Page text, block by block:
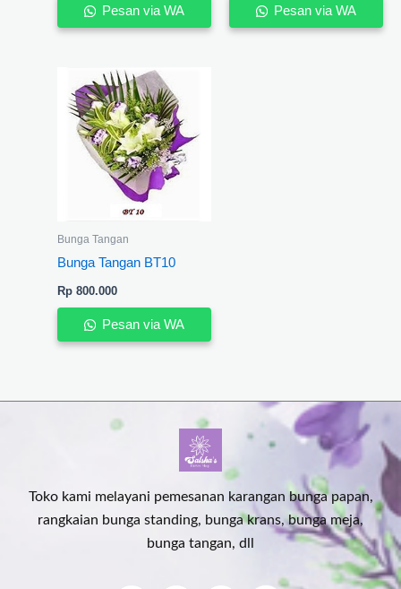
Pesan via WA Pesan via WA
Bunga Tangan
Bunga Tangan BT10
Rp800.000
Pesan via WA
Toko kami melayani pemesanan karangan bunga papan,
rangkaian bunga standing, bunga krans, bunga meja,
bunga tangan, dll